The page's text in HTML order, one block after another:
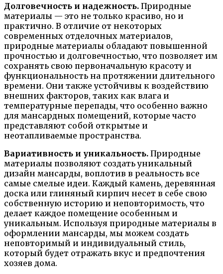
Долговечность и надежность. Природные
материалы — это не только красиво, но и
практично. В отличие от некоторых
современных отделочных материалов,
природные материалы обладают повышенной
прочностью и долговечностью, что позволяет им
сохранять свою первоначальную красоту и
функциональность на протяжении длительного
времени. Они также устойчивы к воздействию
внешних факторов, таких как влага и
температурные перепады, что особенно важно
для мансардных помещений, которые часто
представляют собой открытые и
неотапливаемые пространства.
Вариативность и уникальность. Природные
материалы позволяют создать уникальный
дизайн мансарды, воплотив в реальность все
самые смелые идеи. Каждый камень, деревянная
доска или глиняный кирпич несет в себе свою
собственную историю и неповторимость, что
делает каждое помещение особенным и
уникальным. Используя природные материалы в
оформлении мансарды, мы можем создать
неповторимый и индивидуальный стиль,
который будет отражать вкус и предпочтения
хозяев дома.